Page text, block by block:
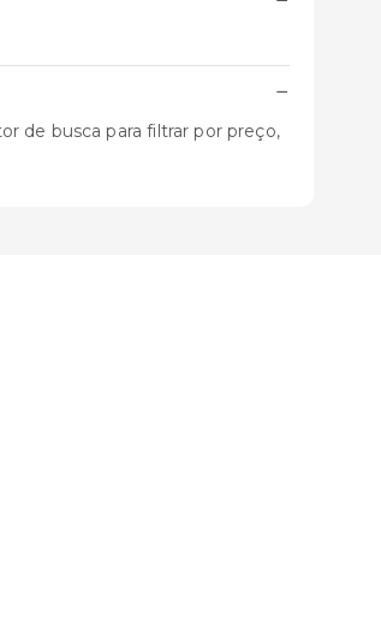
−
de busca para filtrar por preço,